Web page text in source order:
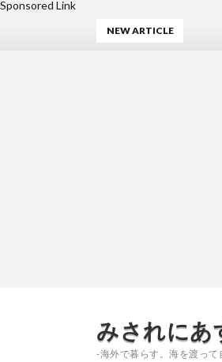
Sponsored Link
みされにあ
-海外で暮らす。海を渡っ
NEW ARTICLE